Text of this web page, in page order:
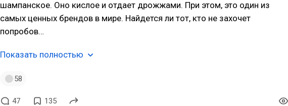
шампанское. Оно кислое и отдает дрожжами. При этом, это один из
самых ценных брендов в мире. Найдется ли тот, кто не захочет
попробов…
Показать полностью
58
47 135